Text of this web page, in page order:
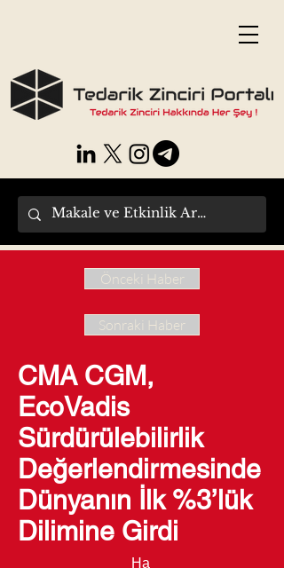
Önceki Haber
Sonraki Haber
CMA CGM,
EcoVadis
Sürdürülebilirlik
Değerlendirmesinde
Dünyanın İlk %3’lük
Dilimine Girdi
Ha